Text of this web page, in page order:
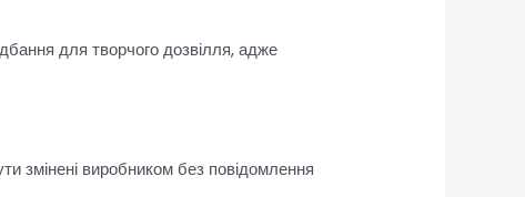
для творчого дозвілля, адже
змінені виробником без повідомлення